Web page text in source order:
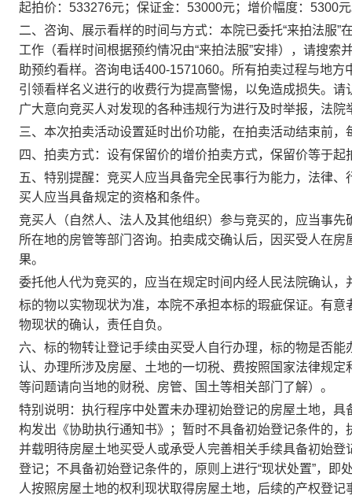
起拍价： 533276元；保证金： 53000元；增价幅度：5300
二、咨询、展示看样的时间与方式：本院已委托“来拍法服
工作（看样时间根据预约情况由“来拍法服”安排），请搜索
助预约看样。咨询电话400-1571060。 所有拍卖过程与地方
引领看样名义进行的收费行为提高警惕，以免造成损失。请
广大意向竞买人对发现的各种违规行为进行及时举报，法院
三、本次拍卖活动设置延时出价功能，在拍卖活动结束前，
四、拍卖方式：设有保留价的增价拍卖方式，保留价等于
五、特别提醒：竞买人应当具备完全民事行为能力，法律
买人应当具备规定的资格和条件。
竞买人（自然人、法人及其他组织）参与竞买的，应当事
所在地的房管等部门咨询。拍卖成交确认后，因买受人在
果。
委托他人代为竞买的，应当在规定时间内经人民法院确认，
标的物以实物现状为准，本院不承担本标的瑕疵保证。有
物现状的确认，责任自负。
六、标的物转让登记手续由买受人自行办理，标的物是否
认、办理所涉及房屋、土地的一切税、费按照国家法律规
等问题请向当地的财税、房管、国土等相关部门了解）。
特别说明：执行程序中处置未办理初始登记的房屋土地，
构发出《协助执行通知书》；暂时不具备初始登记条件的
并载明待房屋土地买受人或承受人完善相关手续具备初始
登记；不具备初始登记条件的，原则上进行“现状处置”，
人按照房屋土地的权利现状取得房屋土地，后续的产权登